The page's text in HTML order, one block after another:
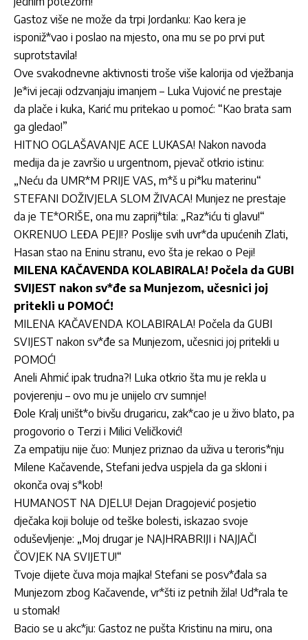
Gastoz više ne može da trpi Jordanku: Kao kera je
isponiž*vao i poslao na mjesto, ona mu se po prvi put
suprotstavila!
Ove svakodnevne aktivnosti troše više kalorija od vježbanja
Je*ivi jecaji odzvanjaju imanjem – Luka Vujović ne prestaje
da plače i kuka, Karić mu pritekao u pomoć: “Kao brata sam
ga gledao!”
HITNO OGLAŠAVANJE ACE LUKASA! Nakon navoda
medija da je završio u urgentnom, pjevač otkrio istinu:
„Neću da UMR*M PRIJE VAS, m*š u pi*ku materinu“
STEFANI DOŽIVJELA SLOM ŽIVACA! Munjez ne prestaje
da je TE*ORIŠE, ona mu zaprij*tila: „Raz*iću ti glavu!“
OKRENUO LEĐA PEJI!? Poslije svih uvr*da upućenih Zlati,
Hasan stao na Eninu stranu, evo šta je rekao o Peji!
MILENA KAČAVENDA KOLABIRALA! Počela da GUBI
SVIJEST nakon sv*đe sa Munjezom, učesnici joj
pritekli u POMOĆ!
MILENA KAČAVENDA KOLABIRALA! Počela da GUBI
SVIJEST nakon sv*đe sa Munjezom, učesnici joj pritekli u
POMOĆ!
Aneli Ahmić ipak trudna?! Luka otkrio šta mu je rekla u
povjerenju – ovo mu je unijelo crv sumnje!
Đole Kralj uništ*o bivšu drugaricu, zak*cao je u živo blato, pa
progovorio o Terzi i Milici Veličković!
Za empatiju nije čuo: Munjez priznao da uživa u teroris*nju
Milene Kačavende, Stefani jedva uspjela da ga skloni i
okonča ovaj s*kob!
HUMANOST NA DJELU! Dejan Dragojević posjetio
dječaka koji boluje od teške bolesti, iskazao svoje
oduševljenje: „Moj drugar je NAJHRABRIJI i NAJJAČI
ČOVJEK NA SVIJETU!“
Tvoje dijete čuva moja majka! Stefani se posv*đala sa
Munjezom zbog Kačavende, vr*šti iz petnih žila! Ud*rala te
u stomak!
Bacio se u akc*ju: Gastoz ne pušta Kristinu na miru, ona